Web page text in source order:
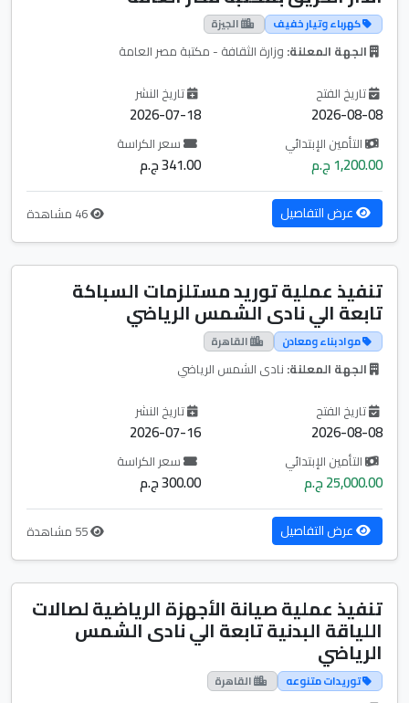
كهرباء وتيار خفيف الجيزة
الجهة المعلنة: وزارة الثقافة - مكتبة مصر العامة
تاريخ الفتح
2026-08-08
تاريخ النشر
2026-07-18
التأمين الإبتدائي
1,200.00 ج.م
سعر الكراسة
341.00 ج.م
عرض التفاصيل
تنفيذ عملية توريد مستلزمات السباكة
تابعة الي نادى الشمس الرياضي
مواد بناء ومعادن القاهرة
الجهة المعلنة: نادى الشمس الرياضي
تاريخ الفتح
2026-08-08
تاريخ النشر
2026-07-16
التأمين الإبتدائي
25,000.00 ج.م
سعر الكراسة
300.00 ج.م
عرض التفاصيل
تنفيذ عملية صيانة الأجهزة الرياضية لصالات
اللياقة البدنية تابعة الي نادى الشمس
الرياضي
توريدات متنوعه القاهرة